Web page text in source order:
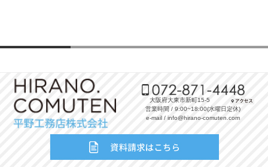
大阪府大東市新町15-5
営業時間 / 9:00~18:00(水曜日定休)
e-mail / info@hirano-comuten.com